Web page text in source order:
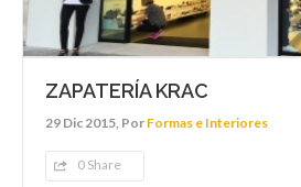
ZAPATERÍA KRAC
29 Dic 2015, Por Formas e Interiores
0 Share